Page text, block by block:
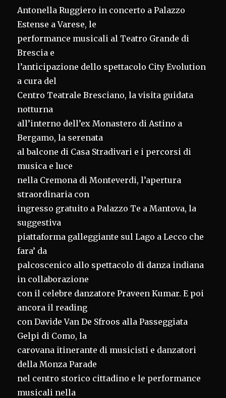
Antonella Ruggiero in concerto a Palazzo
Estense a Varese, le
performance musicali al Teatro Grande di
Brescia e
l’anticipazione dello spettacolo City Evolution
a cura del
Centro Teatrale Bresciano, la visita guidata
notturna
all’interno dell’ex Monastero di Astino a
Bergamo, la serenata
al balcone di Casa Stradivari e i percorsi di
musica e luce
nella Cremona di Monteverdi, l’apertura
straordinaria con
ingresso gratuito a Palazzo Te a Mantova, la
suggestiva
piattaforma galleggiante sul Lago a Lecco che
fara’ da
palcoscenico allo spettacolo di danza indiana
in collaborazione
con il celebre danzatore Praveen Kumar. E poi
ancora il reading
con Davide Van De Sfroos alla Passeggiata
Gelpi di Como, la
carovana itinerante di musicisti e danzatori
della Monza Parade
nel centro storico cittadino e le performance
musicali nella